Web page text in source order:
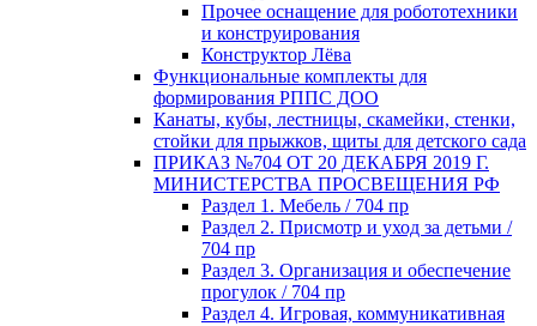
Прочее оснащение для робототехники
и конструирования
Конструктор Лёва
Функциональные комплекты для
формирования РППС ДОО
Канаты, кубы, лестницы, скамейки, стенки,
стойки для прыжков, щиты для детского сада
ПРИКАЗ №704 ОТ 20 ДЕКАБРЯ 2019 Г.
МИНИСТЕРСТВА ПРОСВЕЩЕНИЯ РФ
Раздел 1. Мебель / 704 пр
Раздел 2. Присмотр и уход за детьми /
704 пр
Раздел 3. Организация и обеспечение
прогулок / 704 пр
Раздел 4. Игровая, коммуникативная